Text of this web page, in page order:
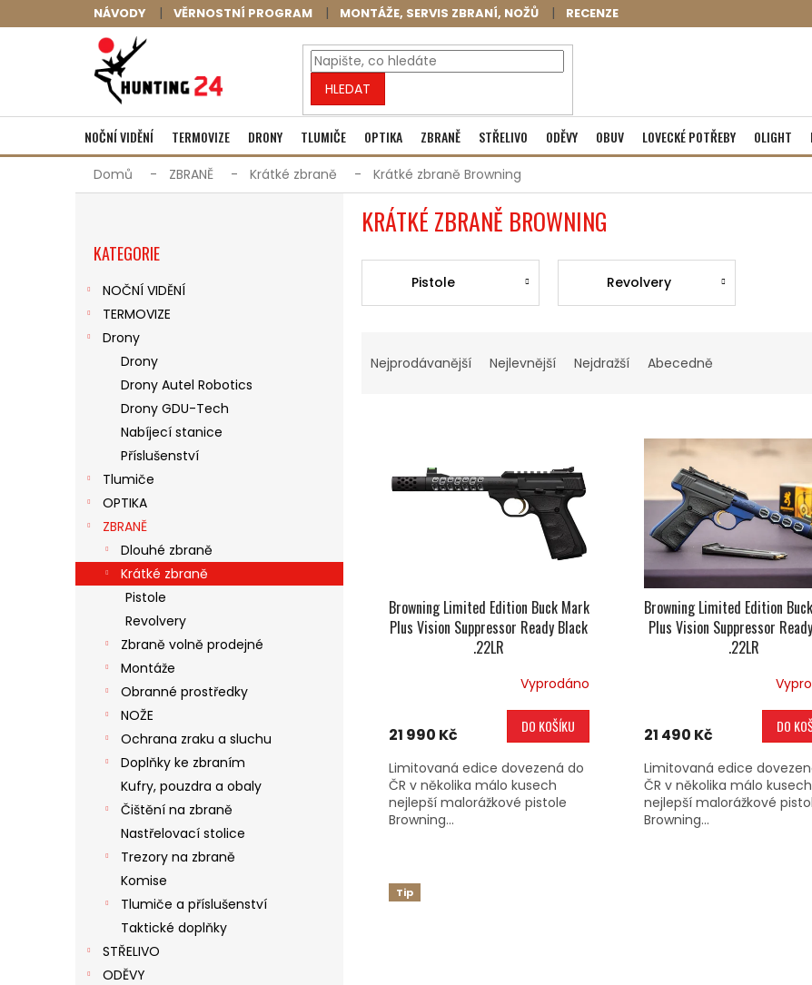
na
NÁVODY VĚRNOSTNÍ PROGRAM MONTÁŽE, SERVIS ZBRANÍ, NOŽŮ RECENZE
HLEDAT
NÁKUPNÍ
KOŠÍK
Prázdný košík
NOČNÍ VIDĚNÍ TERMOVIZE DRONY TLUMIČE OPTIKA ZBRANĚ STŘELIVO ODĚVY OBUV LOVECKÉ POTŘEBY OLIGHT
Domů ZBRANĚ Krátké zbraně Krátké zbraně Browning
P
kategorie
KATEGORIE
NOČNÍ VIDĚNÍ
TERMOVIZE
Drony
Drony
Drony Autel Robotics
Drony GDU-Tech
Nabíjecí stanice
Příslušenství
Tlumiče
OPTIKA
ZBRANĚ
Dlouhé zbraně
Krátké zbraně
Pistole
Revolvery
Zbraně volně prodejné
Montáže
Obranné prostředky
NOŽE
Ochrana zraku a sluchu
Doplňky ke zbraním
Kufry, pouzdra a obaly
Čištění na zbraně
Nastřelovací stolice
Trezory na zbraně
Komise
Tlumiče a příslušenství
Taktické doplňky
STŘELIVO
ODĚVY
KRÁTKÉ ZBRANĚ BROWNING
Pistole Revolvery
Nejprodávanější Nejlevnější Nejdražší Abecedně
Browning Limited Edition Buck Mark
Plus Vision Suppressor Ready Black
.22LR
Vyprodáno
21 990 Kč DO KOŠÍKU
Limitovaná edice dovezená do
ČR v několika málo kusech
nejlepší malorážkové pistole
Browning...
Browning Limited Edition
Plus Vision Suppressor
.22LR
21 490 Kč DO
Limitovaná edice
ČR v několika málo kusech
nejlepší malorážkové
Browning...
Tip